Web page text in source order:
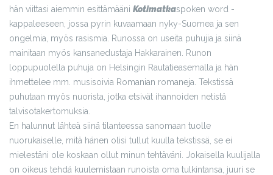
hän viittasi aiemmin esittämääni Kotimatkaspoken word -
kappaleeseen, jossa pyrin kuvaamaan nyky-Suomea ja sen
ongelmia, myös rasismia. Runossa on useita puhujia ja siinä
mainitaan myös kansanedustaja Hakkarainen. Runon
loppupuolella puhuja on Helsingin Rautatieasemalla ja hän
ihmettelee mm. musisoivia Romanian romaneja. Tekstissä
puhutaan myös nuorista, jotka etsivät ihannoiden netistä
talvisotakertomuksia.
En halunnut lähteä siinä tilanteessa sanomaan tuolle
nuorukaiselle, mitä hänen olisi tullut kuulla tekstissä, se ei
mielestäni ole koskaan ollut minun tehtäväni. Jokaisella kuulijalla
on oikeus tehdä kuulemistaan runoista oma tulkintansa, juuri se